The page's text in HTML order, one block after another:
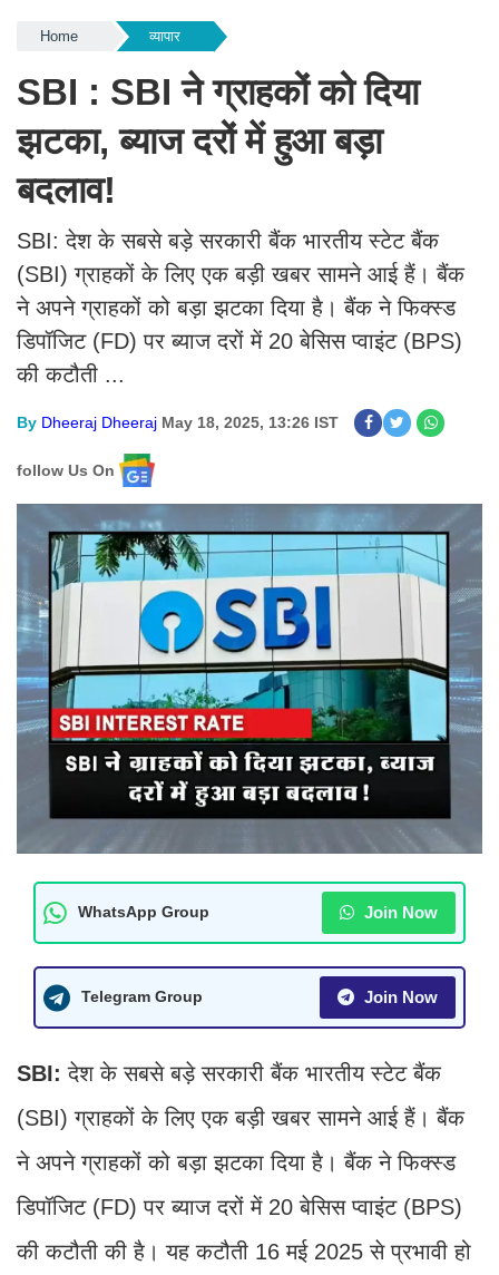
Home व्यापार
SBI : SBI ने ग्राहकों को दिया
झटका, ब्याज दरों में हुआ बड़ा
बदलाव!
SBI: देश के सबसे बड़े सरकारी बैंक भारतीय स्टेट बैंक
(SBI) ग्राहकों के लिए एक बड़ी खबर सामने आई हैं। बैंक
ने अपने ग्राहकों को बड़ा झटका दिया है। बैंक ने फिक्स्ड
डिपॉजिट (FD) पर ब्याज दरों में 20 बेसिस प्वाइंट (BPS)
की कटौती ...
By Dheeraj Dheeraj May 18, 2025, 13:26 IST
follow Us On
WhatsApp Group Join Now
Telegram Group Join Now
SBI: देश के सबसे बड़े सरकारी बैंक भारतीय स्टेट बैंक
(SBI) ग्राहकों के लिए एक बड़ी खबर सामने आई हैं। बैंक
ने अपने ग्राहकों को बड़ा झटका दिया है। बैंक ने फिक्स्ड
डिपॉजिट (FD) पर ब्याज दरों में 20 बेसिस प्वाइंट (BPS)
की कटौती की है। यह कटौती 16 मई 2025 से प्रभावी हो